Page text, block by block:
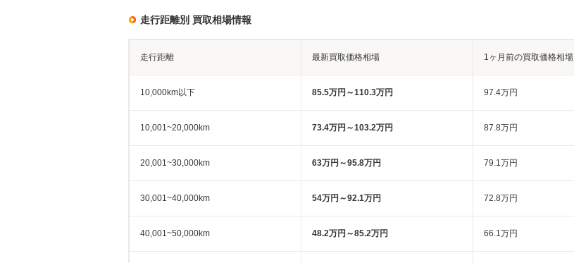
走行距離別 買取相場情報
走行距離 最新買取価格相場 1ヶ月前の買取価格相場
10,000km以下 85.5万円～110.3万円 97.4万円
10,001~20,000km 73.4万円～103.2万円 87.8万円
20,001~30,000km 63万円～95.8万円 79.1万円
30,001~40,000km 54万円～92.1万円 72.8万円
40,001~50,000km 48.2万円～85.2万円 66.1万円